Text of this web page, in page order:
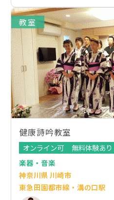
教室
健康詩吟教室
オンライン可
無料体験あり
楽器・音楽
神奈川県 川崎市
東急田園都市線・溝の口駅